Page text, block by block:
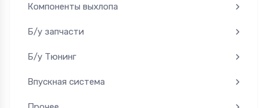
Компоненты выхлопа
Б/у запчасти
Б/у Тюнинг
Впускная система